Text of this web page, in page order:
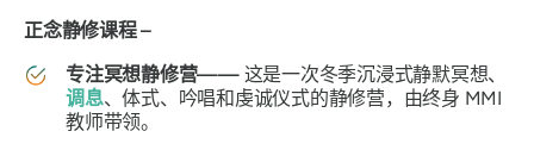
正念静修课程 –
专注冥想静修营—— 这是一次冬季沉浸式静默冥想、
调息、体式、吟唱和虔诚仪式的静修营，由终身 MMI
教师带领。